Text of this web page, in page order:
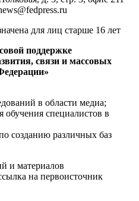
для лиц старше 16 лет
поддержке
связи и массовых
в области медиа;
обучения специалистов в
созданию различных баз
и материалов
на первоисточник